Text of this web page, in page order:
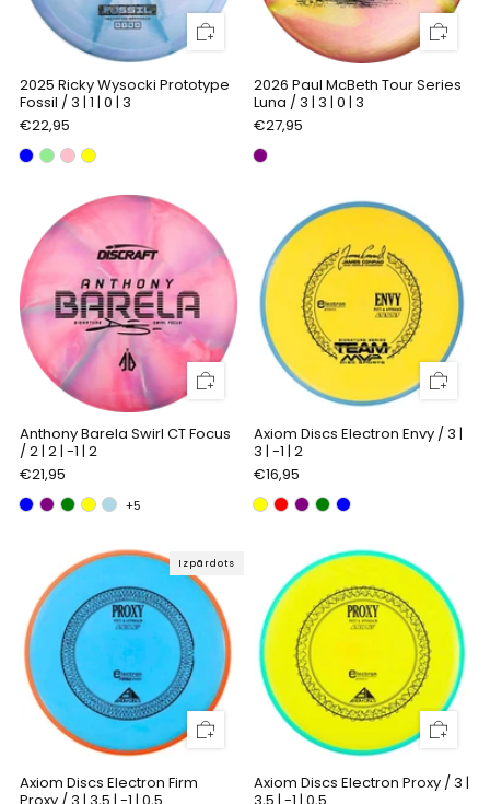
2025 Ricky Wysocki Prototype
Fossil / 3 | 1 | 0 | 3
€22,95
2026 Paul McBeth Tour Series
Luna / 3 | 3 | 0 | 3
€27,95
Anthony Barela Swirl CT Focus
/ 2 | 2 | -1 | 2
€21,95
+5
Axiom Discs Electron Envy / 3 |
3 | -1 | 2
€16,95
Izpārdots
Axiom Discs Electron Firm
Axiom Discs Electron Proxy / 3 |